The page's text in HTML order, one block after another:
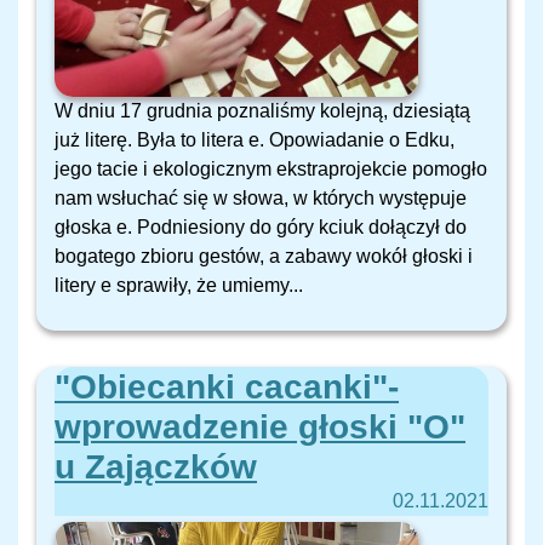
W dniu 17 grudnia poznaliśmy kolejną, dziesiątą
już literę. Była to litera e. Opowiadanie o Edku,
jego tacie i ekologicznym ekstraprojekcie pomogło
nam wsłuchać się w słowa, w których występuje
głoska e. Podniesiony do góry kciuk dołączył do
bogatego zbioru gestów, a zabawy wokół głoski i
litery e sprawiły, że umiemy...
"Obiecanki cacanki"-
wprowadzenie głoski "O"
u Zajączków
02.11.2021